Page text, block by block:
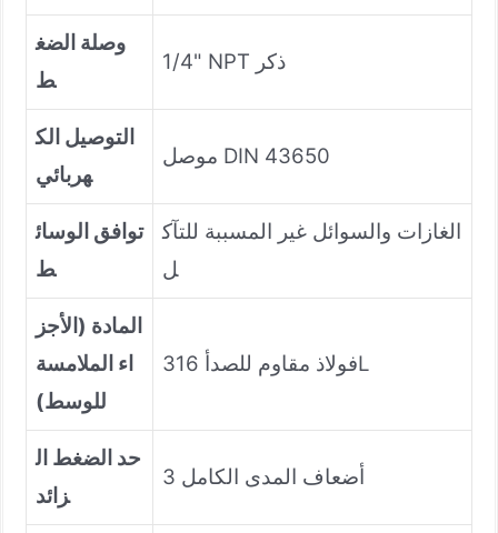
وصلة الضغ
ط
1/4" NPT ذكر
التوصيل الك
هربائي
موصل DIN 43650
توافق الوسائ
ط
الغازات والسوائل غير المسببة للتآك
ل
المادة (الأجز
اء الملامسة
للوسط)
فولاذ مقاوم للصدأ 316L
حد الضغط ال
زائد
3 أضعاف المدى الكامل